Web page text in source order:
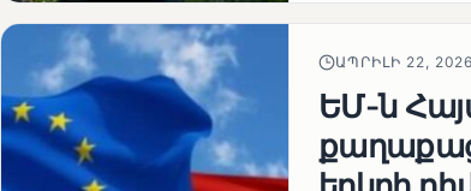
ԱՊՐԻԼԻ 22, 2026
ԵՄ-ն